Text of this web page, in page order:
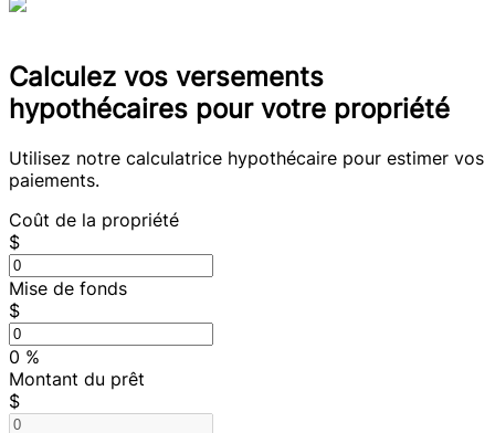
Calculez vos versements
hypothécaires pour votre propriété
Utilisez notre calculatrice hypothécaire pour estimer vos
paiements.
Coût de la propriété
$
Mise de fonds
$
0 %
Montant du prêt
$